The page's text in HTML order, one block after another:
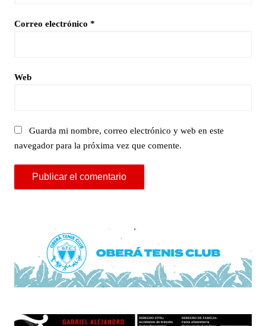
Correo electrónico *
Web
Guarda mi nombre, correo electrónico y web en este
navegador para la próxima vez que comente.